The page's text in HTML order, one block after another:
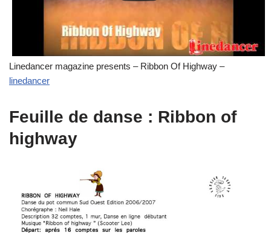
Linedancer magazine presents – Ribbon Of Highway –
linedancer
Feuille de danse : Ribbon of
highway